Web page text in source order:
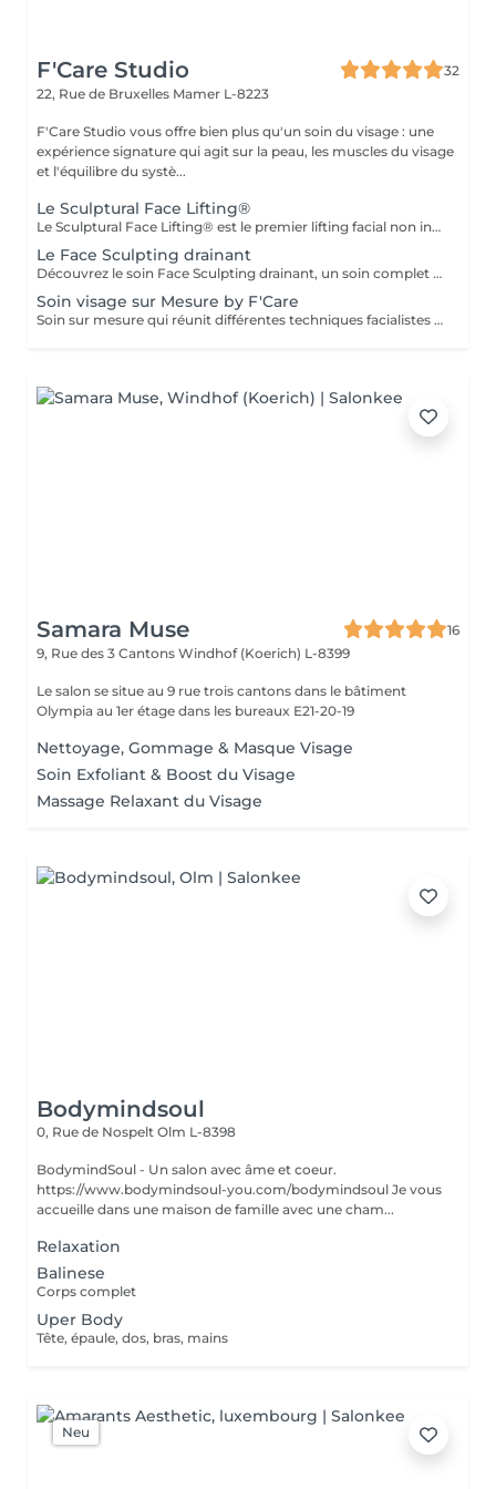
F'Care Studio
32
22, Rue de Bruxelles Mamer L-8223
F'Care Studio vous offre bien plus qu'un soin du visage : une
expérience signature qui agit sur la peau, les muscles du visage
et l'équilibre du systè...
Le Sculptural Face Lifting®
Le Sculptural Face Lifting® est le premier lifting facial non invasif qui redonne au visage une apparence jeune et naturelle. Découvrez cette méthode de rajeunissement innovante qui combine des techniques manuelles sculptantes, drainantes et le massage intrabuccal pour repositionner les volumes et lifter naturellement la peau. Pour qui ? Pour toutes les femmes à la recherche de thérapies naturelles et non invasives pour corriger le relâchement du cou et de l'ovale du visage, l'apparence du sillon nasogénien, la perte de volume au niveau des lèvres, des joues et des pommettes et l'affaissement de la paupière supérieure. Bénéfices : Effet liftant immédiat ! Les contours du visage sont plus nets, les lèvres plus pulpeuses, les rides péribuccales sont atténuées. Le sillon nasogénien est repulpé. Les joues et les pommettes retrouvent leur galbe. Le regard est plus ouvert. Déroulement du soin : - Diagnostic - Nettoyage de la peau - Massage profond des muscles du visage, du cou et du décolleté - Massage intrabuccal - Recommandation personnalisée En complément de votre soin, nous vous conseillons une séance de thérapie LED anti-âge de 20 minutes (+25€) Durée et tarifs : Soin (45 minutes) : 120€ Soin (60 minutes) : 160€ Prévoyez dans votre agenda 15 minutes additionnelles pour l'installation et le départ de la cabine. Lieu : F'Care Studio, 22 rue de Bruxelles, 8223 Mamer (Luxembourg). Accès facile en bus, en train et en voiture. Une place de parking est à votre disposition, juste à côté du bâtiment.
Le Face Sculpting drainant
Découvrez le soin Face Sculpting drainant, un soin complet spécialement conçu pour rétablir l'équilibre de la peau, chasser les gonflements et sculpter le visage. Pour qui ? Pour affiner et sculpter le visage, renforcer la barrière cutanée de toutes les peaux et tout particulièrement des peaux sensibles, sujettes au manque d'éclat, aux imperfections, aux rougeurs, à la rosacée. Bénéfices : Le grain de peau est lisse. Immédiatement après le soin, la peau est saine et radieuse. Elle retrouve sa vitalité. Elle respire. Déroulement du soin: Nettoyage profond de la peau Massage drainant et modelage du visage pour relancer la microcirculation, le renouvellement cellulaire, défatiguer le regard, redessiner les contour des visage. Durée : Soin modelage (60 minutes) : 160€ Lieu : F'Care Studio, 22 rue de Bruxelles, 8223 Mamer, Luxembourg (place de parking privée) Ajoutez 15 minutes à la durée du soin pour l'installation et le départ de la cabine.
Soin visage sur Mesure by F'Care
Soin sur mesure qui réunit différentes techniques facialistes pour cibler en profondeur vos besoins et attentes, zone par zone. La promesse d'une pause bien-être rien que pour vous, d'un soin massage facialiste sur mesure avec des résultats visibles immédiatement. Pour qui ? Vous aimez les soins du visage naturels et non invasifs reposant sur les bienfaits du massage manuel pour transformer durablement la qualité de votre peau et la structure de votre visage. Bénéfices : Effets visibles sur les signes de vieillissement, de fatigue, les gonflements, les imperfections et le manque d'éclat. Chaque soin est réalisé sur mesure en fonction de vos besoins et attentes - Diagnostic de peau et morpho facial - Nettoyage de la peau - Massage en profondeur du visage, cou, décolleté et crâne - Recommandation personnalisé Soin de 60 minutes : 140 € Soin de 75 minutes : 160€ Soin de 90 minutes : 180€ Ajoutez une séance de thérapie LED anti imperfections de 20 minutes (+25€). Lieu : F'Care Studio, 22 rue de Bruxelles à Mamer (Luxembourg). Place de parking privative à droite du studio.
Samara Muse
16
9, Rue des 3 Cantons Windhof (Koerich) L-8399
Le salon se situe au 9 rue trois cantons dans le bâtiment
Olympia au 1er étage dans les bureaux E21-20-19
Nettoyage, Gommage & Masque Visage
Soin Exfoliant & Boost du Visage
Massage Relaxant du Visage
Bodymindsoul
0, Rue de Nospelt Olm L-8398
BodymindSoul - Un salon avec âme et coeur.
https://www.bodymindsoul-you.com/bodymindsoul Je vous
accueille dans une maison de famille avec une cham...
Relaxation
Balinese
Corps complet
Uper Body
Tête, épaule, dos, bras, mains
Neu